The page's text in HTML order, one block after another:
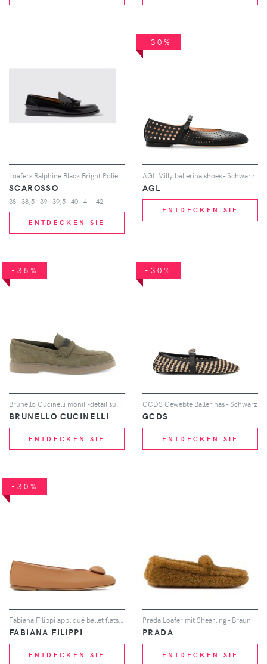
SCAROSSO
38 - 38,5 - 39 - 39,5 - 40 - 41 - 42
ENTDECKEN SIE
-30%
AGL Milly ballerina shoes - Schwarz
AGL
ENTDECKEN SIE
-38%
BRUNELLO CUCINELLI
ENTDECKEN SIE
-30%
GCDS Gewebte Ballerinas - Schwarz
GCDS
ENTDECKEN SIE
-30%
FABIANA FILIPPI
ENTDECKEN SIE
Prada Loafer mit Shearling - Braun
PRADA
ENTDECKEN SIE